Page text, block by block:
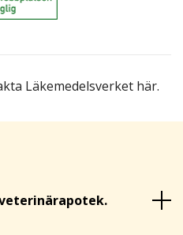
Läkemedelsverket här.